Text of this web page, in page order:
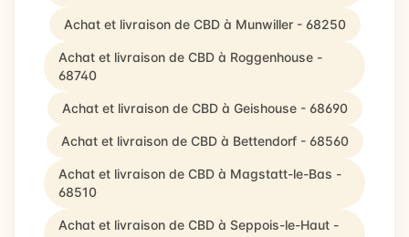
Achat et livraison de CBD à Munwiller - 68250
Achat et livraison de CBD à Roggenhouse -
68740
Achat et livraison de CBD à Geishouse - 68690
Achat et livraison de CBD à Bettendorf - 68560
Achat et livraison de CBD à Magstatt-le-Bas -
68510
Achat et livraison de CBD à Seppois-le-Haut -